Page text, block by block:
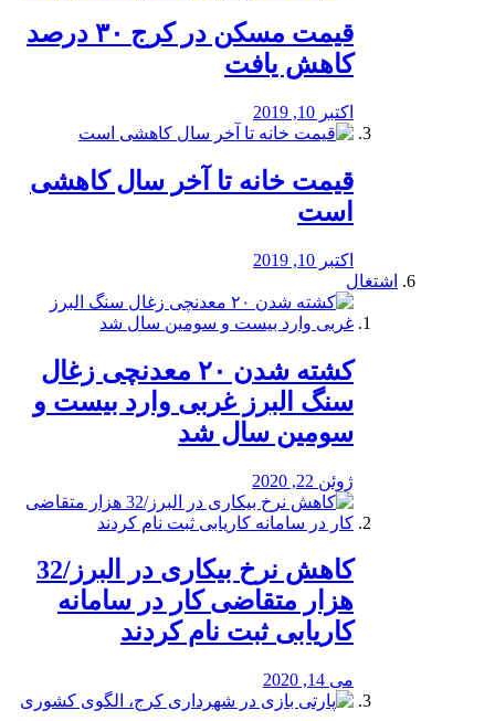
️قیمت مسکن در کرج ۳۰ درصد
کاهش یافت
اکتبر 10, 2019
قیمت خانه تا آخر سال کاهشی
است
اکتبر 10, 2019
اشتغال
کشته شدن ۲۰ معدنچی زغال
سنگ البرز غربی وارد بیست و
سومین سال شد
ژوئن 22, 2020
کاهش نرخ بیکاری در البرز/32
هزار متقاضی کار در سامانه
کاریابی ثبت نام کردند
می 14, 2020